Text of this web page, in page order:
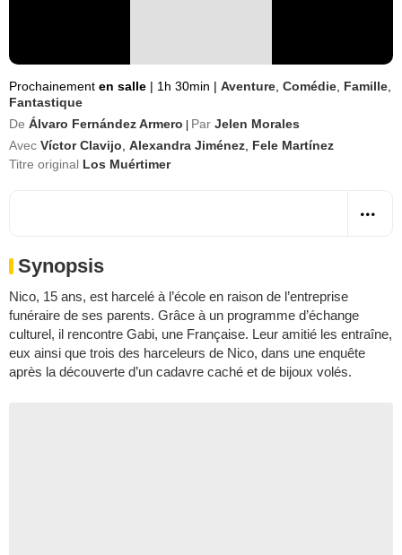
Prochainement en salle | 1h 30min | Aventure Comédie Famille
Fantastique
De Álvaro Fernández Armero Par Jelen Morales
Avec Víctor Clavijo Alexandra Jiménez Fele Martínez
Titre original Los Muértimer
Synopsis
Nico, 15 ans, est harcelé à l’école en raison de l’entreprise
funéraire de ses parents. Grâce à un programme d’échange
culturel, il rencontre Gabi, une Française. Leur amitié les entraîne,
eux ainsi que trois des harceleurs de Nico, dans une enquête
après la découverte d’un cadavre caché et de bijoux volés.